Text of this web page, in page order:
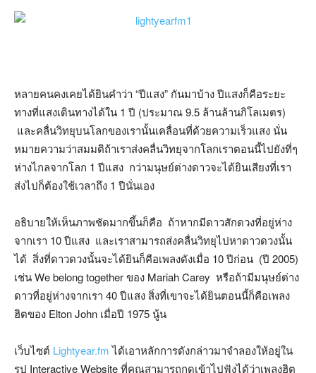
หลายคนคงเคยได้ยินคำว่า “ปีแสง” กันมาบ้าง ปีแสงก็คือระยะ
ทางที่แสงเดินทางได้ใน 1 ปี (ประมาณ 9.5 ล้านล้านกิโลเมตร)
และคลื่นวิทยุบนโลกของเรานั้นเคลื่อนที่ด้วยความเร็วแสง นั่น
หมายความว่าสมมติถ้าเราส่งคลื่นวิทยุจากโลกเราตอนนี้ไปยังที่ๆ
ห่างไกลจากโลก 1 ปีแสง กว่ามนุษย์ต่างดาวจะได้ยินเสียงที่เรา
ส่งไปก็ต้องใช้เวลาถึง 1 ปีนั่นเอง
อธิบายให้เห็นภาพชัดมากขึ้นก็คือ ถ้าหากมีดาวสักดวงที่อยู่ห่าง
จากเรา 10 ปีแสง และเราสามารถส่งคลื่นวิทยุไปหาดาวดวงนั้น
ได้ สิ่งที่ดาวดวงนั้นจะได้ยินก็คือเพลงดังเมื่อ 10 ปีก่อน (ปี 2005)
เช่น We belong together ของ Mariah Carey หรือถ้ามีมนุษย์ต่าง
ดาวที่อยู่ห่างจากเรา 40 ปีแสง สิ่งที่เขาจะได้ยินตอนนี้ก็คือเพลง
ฮิตของ Elton John เมื่อปี 1975 นู้น
เว็บไซต์ Lightyear.fmได้เอาหลักการดังกล่าวมาจำลองให้อยู่ใน
รูป Interactive Website ที่คุณสามารถกดเข้าไปฟังได้ว่าเพลงฮิต